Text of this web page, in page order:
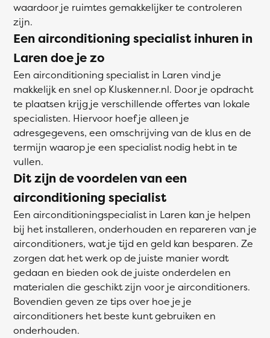
waardoor je ruimtes gemakkelijker te controleren
zijn.
Een airconditioning specialist inhuren in
Laren doe je zo
Een airconditioning specialist in Laren vind je
makkelijk en snel op Kluskenner.nl. Door je opdracht
te plaatsen krijg je verschillende offertes van lokale
specialisten. Hiervoor hoef je alleen je
adresgegevens, een omschrijving van de klus en de
termijn waarop je een specialist nodig hebt in te
vullen.
Dit zijn de voordelen van een
airconditioning specialist
Een airconditioningspecialist in Laren kan je helpen
bij het installeren, onderhouden en repareren van je
airconditioners, wat je tijd en geld kan besparen. Ze
zorgen dat het werk op de juiste manier wordt
gedaan en bieden ook de juiste onderdelen en
materialen die geschikt zijn voor je airconditioners.
Bovendien geven ze tips over hoe je je
airconditioners het beste kunt gebruiken en
onderhouden.